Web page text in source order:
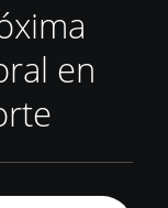
en